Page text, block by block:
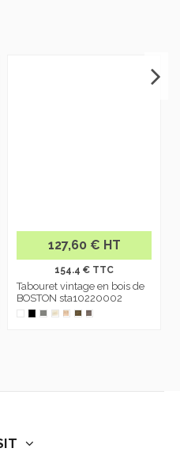
127,60 € HT
154.4 € TTC
Tabouret vintage en bois de
BOSTON sta10220002